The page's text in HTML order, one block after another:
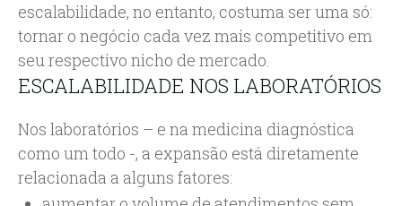
escalabilidade, no entanto, costuma ser uma só:
tornar o negócio cada vez mais competitivo em
seu respectivo nicho de mercado.
ESCALABILIDADE NOS LABORATÓRIOS
Nos laboratórios – e na medicina diagnóstica
como um todo -, a expansão está diretamente
relacionada a alguns fatores: